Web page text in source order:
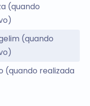
(quando
(quando
(quando realizada